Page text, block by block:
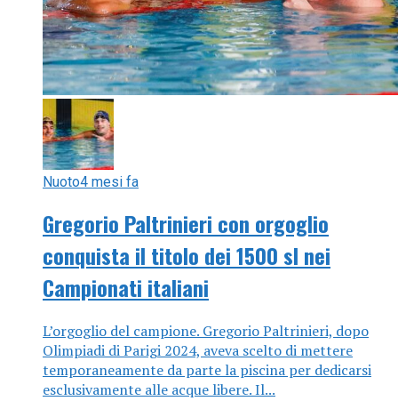
Nuoto4 mesi fa
Gregorio Paltrinieri con orgoglio
conquista il titolo dei 1500 sl nei
Campionati italiani
L’orgoglio del campione. Gregorio Paltrinieri, dopo
Olimpiadi di Parigi 2024, aveva scelto di mettere
temporaneamente da parte la piscina per dedicarsi
esclusivamente alle acque libere. Il...